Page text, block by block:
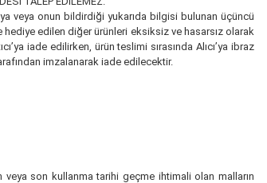
veya onun bildirdiği yukarıda bilgisi bulunan üçüncü
edilen diğer ürünleri eksiksiz ve hasarsız olarak
iade edilirken, ürün teslimi sırasında Alıcı’ya ibraz
imzalanarak iade edilecektir.
son kullanma tarihi geçme ihtimali olan malların